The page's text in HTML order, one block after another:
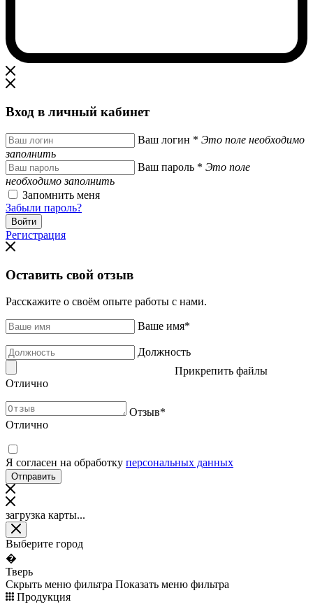
Вход в личный кабинет
Ваш логин * Это поле необходимо
заполнить
Ваш пароль * Это поле
необходимо заполнить
Запомнить меня
Забыли пароль?
Регистрация
Оставить свой отзыв
Расскажите о своём опыте работы с нами.
Ваше имя*
Должность
Прикрепить файлы
Отлично
Отзыв*
Отлично
Я согласен на обработку персональных данных
загрузка карты...
Выберите город
�
Тверь
Скрыть меню фильтра Показать меню фильтра
Продукция